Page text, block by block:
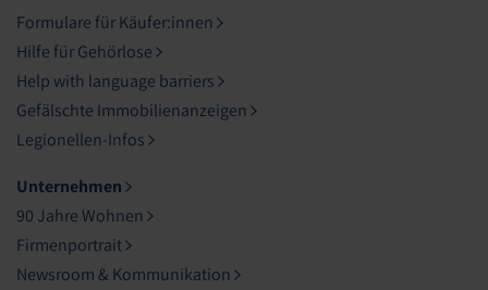
Formulare für Käufer:innen
Hilfe für Gehörlose
Help with language barriers
Gefälschte Immobilienanzeigen
Legionellen-Infos
Unternehmen
90 Jahre Wohnen
Firmenportrait
Newsroom & Kommunikation